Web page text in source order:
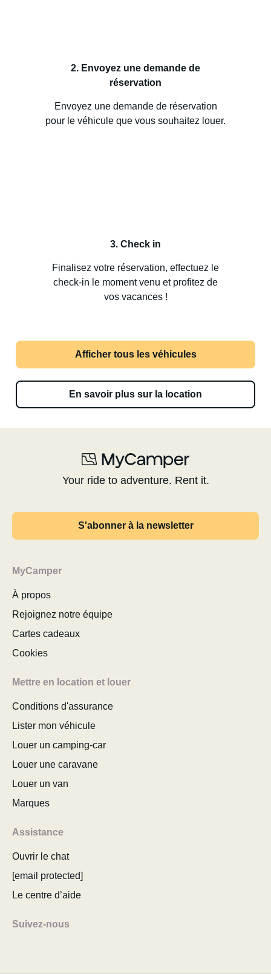
2. Envoyez une demande de
réservation
Envoyez une demande de réservation
pour le véhicule que vous souhaitez louer.
3. Check in
Finalisez votre réservation, effectuez le
check-in le moment venu et profitez de
vos vacances !
Afficher tous les véhicules
En savoir plus sur la location
Your ride to adventure. Rent it.
S'abonner à la newsletter
MyCamper
À propos
Rejoignez notre équipe
Cartes cadeaux
Cookies
Mettre en location et louer
Conditions d'assurance
Lister mon véhicule
Louer un camping-car
Louer une caravane
Louer un van
Marques
Assistance
Ouvrir le chat
[email protected]
Le centre d’aide
Suivez-nous